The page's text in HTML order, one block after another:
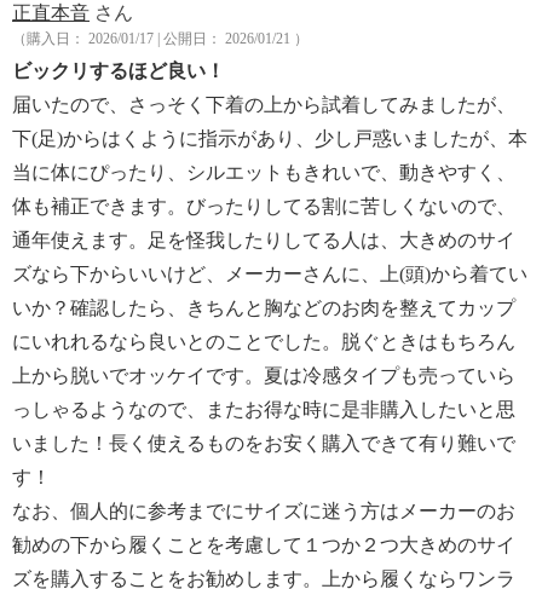
正直本音 さん
（購入日： 2026/01/17 | 公開日： 2026/01/21 ）
ビックリするほど良い！
届いたので、さっそく下着の上から試着してみましたが、
下(足)からはくように指示があり、少し戸惑いましたが、本
当に体にぴったり、シルエットもきれいで、動きやすく、
体も補正できます。びったりしてる割に苦しくないので、
通年使えます。足を怪我したりしてる人は、大きめのサイ
ズなら下からいいけど、メーカーさんに、上(頭)から着てい
いか？確認したら、きちんと胸などのお肉を整えてカップ
にいれれるなら良いとのことでした。脱ぐときはもちろん
上から脱いでオッケイです。夏は冷感タイプも売っていら
っしゃるようなので、またお得な時に是非購入したいと思
いました！長く使えるものをお安く購入できて有り難いで
す！
なお、個人的に参考までにサイズに迷う方はメーカーのお
勧めの下から履くことを考慮して１つか２つ大きめのサイ
ズを購入することをお勧めします。上から履くならワンラ